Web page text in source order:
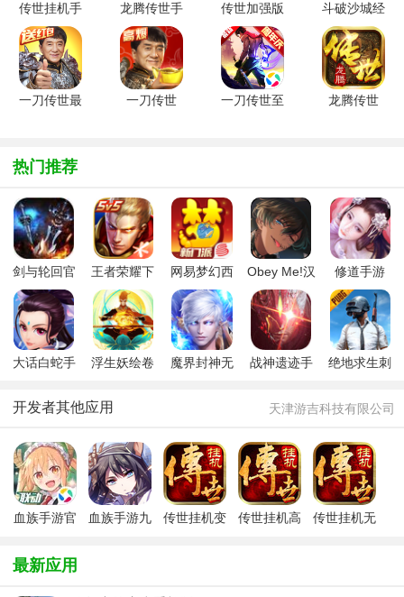
传世挂机手
游九游版
v0.22 安卓
版
龙腾传世手
游v3.87 安
卓版
传世加强版
v1.0.0安卓
版
斗破沙城经
典传世传奇
手游v1.0
一刀传世最
一刀传世
一刀传世至
龙腾传世
热门推荐
剑与轮回官
方版
王者荣耀下
载最新版本
2026
网易梦幻西
游手游
Obey Me!汉
化版安卓下
载2026
修道手游
大话白蛇手
浮生妖绘卷
魔界封神无
战神遗迹手
绝地求生刺
开发者其他应用 天津游吉科技有限公司
血族手游官
血族手游九
传世挂机变
传世挂机高
传世挂机无
最新应用